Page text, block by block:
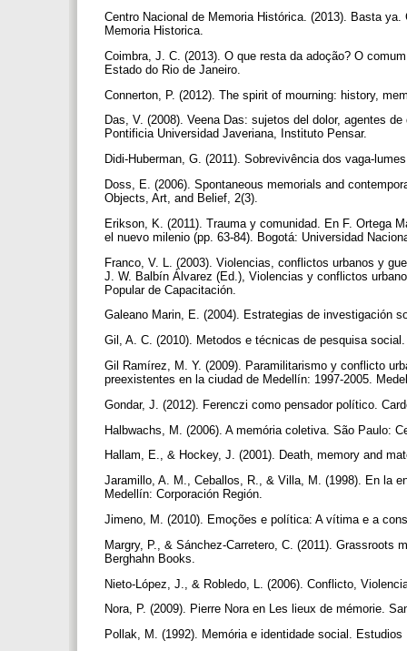
Centro Nacional de Memoria Histórica. (2013). Basta
Memoria Historica.
Coimbra, J. C. (2013). O que resta da adoção? O
Estado do Rio de Janeiro.
Connerton, P. (2012). The spirit of mourning: history,
Das, V. (2008). Veena Das: sujetos del dolor, agentes
Pontificia Universidad Javeriana, Instituto Pensar.
Didi-Huberman, G. (2011). Sobrevivência dos vaga-
Doss, E. (2006). Spontaneous memorials and
Objects, Art, and Belief, 2(3).
Erikson, K. (2011). Trauma y comunidad. En F. Ortega
el nuevo milenio (pp. 63-84). Bogotá: Universidad
Franco, V. L. (2003). Violencias, conflictos urbanos y
J. W. Balbín Álvarez (Ed.), Violencias y conflictos
Popular de Capacitación.
Galeano Marin, E. (2004). Estrategias de investigación
Gil, A. C. (2010). Metodos e técnicas de pesquisa
Gil Ramírez, M. Y. (2009). Paramilitarismo y conflicto
preexistentes en la ciudad de Medellín: 1997-2005.
Gondar, J. (2012). Ferenczi como pensador político.
Halbwachs, M. (2006). A memória coletiva. São Paulo:
Hallam, E., & Hockey, J. (2001). Death, memory and
Jaramillo, A. M., Ceballos, R., & Villa, M. (1998). En la
Medellín: Corporación Región.
Jimeno, M. (2010). Emoções e política: A vítima e a
Margry, P., & Sánchez-Carretero, C. (2011).
Berghahn Books.
Nieto-López, J., & Robledo, L. (2006). Conflicto,
Nora, P. (2009). Pierre Nora en Les lieux de mémorie.
Pollak, M. (1992). Memória e identidade social.